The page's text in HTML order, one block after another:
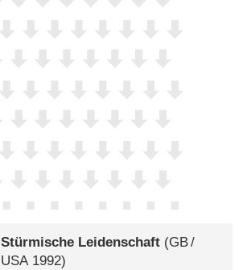
Stürmische Leidenschaft (GB/
USA1992)